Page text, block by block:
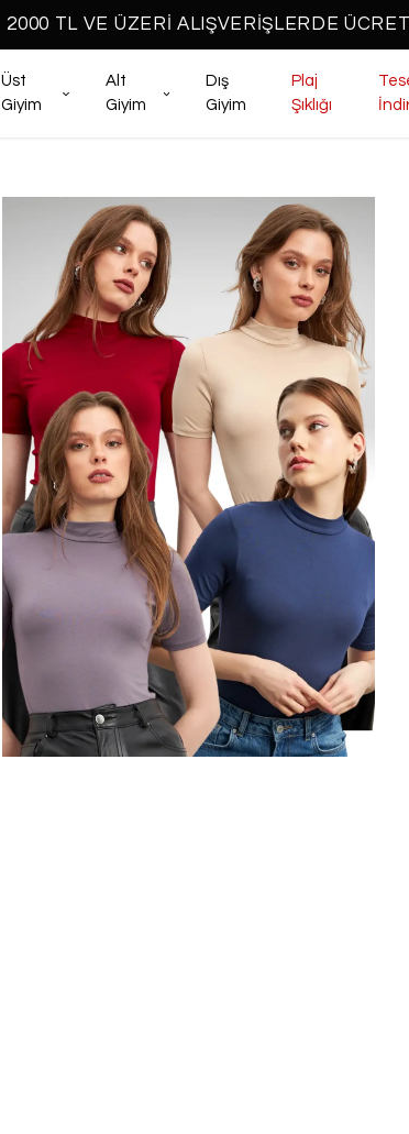
2000 TL VE ÜZERİ ALIŞVERİŞLERDE
Üst
Giyim
Alt
Giyim
Dış
Giyim
Plaj
Şıklığı